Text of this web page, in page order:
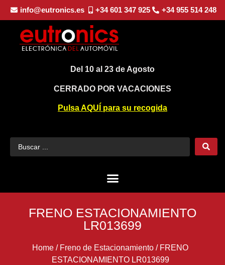
info@eutronics.es +34 601 347 925 +34 955 514 248
Del 10 al 23 de Agosto
CERRADO POR VACACIONES
Pulsa AQUÍ para su recogida
FRENO ESTACIONAMIENTO
LR013699
Home / Freno de Estacionamiento / FRENO
ESTACIONAMIENTO LR013699